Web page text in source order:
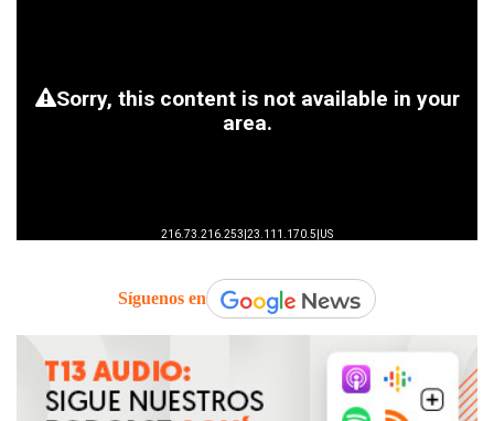
Síguenos en